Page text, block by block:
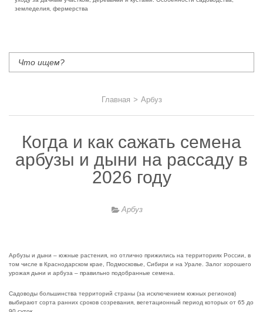
земледелия, фермерства
Главная > Арбуз
Когда и как сажать семена
арбузы и дыни на рассаду в
2026 году
Арбуз
Арбузы и дыни – южные растения, но отлично прижились на территориях России, в
том числе в Краснодарском крае, Подмосковье, Сибири и на Урале. Залог хорошего
урожая дыни и арбуза – правильно подобранные семена.
Садоводы большинства территорий страны (за исключением южных регионов)
выбирают сорта ранних сроков созревания, вегетационный период которых от 65 до